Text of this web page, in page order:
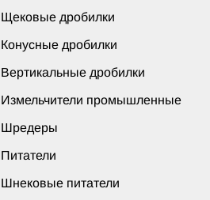
Щековые дробилки
Конусные дробилки
Вертикальные дробилки
Измельчители промышленные
Шредеры
Питатели
Шнековые питатели